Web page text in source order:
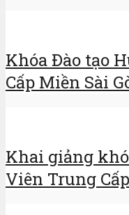
Khóa Đào tạo
Cấp Miền Sài
Khai giảng
Viên Trung